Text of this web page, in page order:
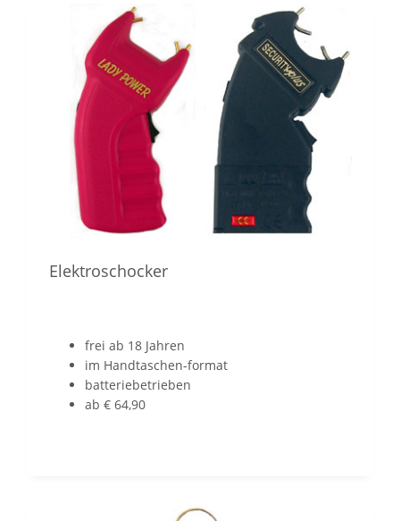
Elektroschocker
frei ab 18 Jahren
im Handtaschen-format
batteriebetrieben
ab € 64,90